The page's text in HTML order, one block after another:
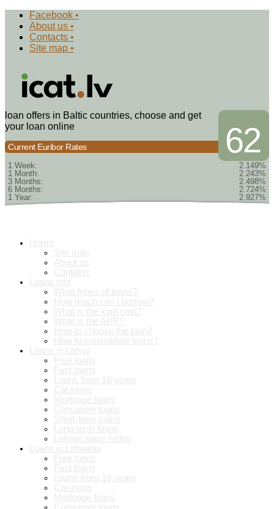
Facebook •
About us •
Contacts •
Site map •
62
loan offers in Baltic countries, choose and get
your loan online
Current Euribor Rates
1 Week:
2.149%
1 Month:
2.243%
3 Months:
2.498%
6 Months:
2.724%
1 Year:
2.927%